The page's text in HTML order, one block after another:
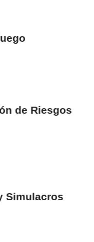
de Riesgos
Simulacros